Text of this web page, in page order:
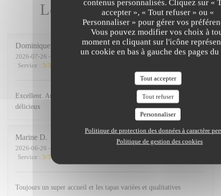
contenus personnalisés. Cliquez sur «
accepter », « Tout refuser » ou «
Personnaliser » pour gérer vos
Vous pouvez modifier vos choix à
moment en cliquant sur l'icône
un cookie en bas à gauche des pages
Tout accepter
Tout refuser
Personnaliser
Politique de protection des données à caractère
Politique de gestion des cookies
Les avis de nos clients
Dominique
2026-07-26 - 19:30 - Couverts 3
Service : 5/5
Excellent. Ambiance sympa Les plats sont très bons, les vins
délicieux
Marine D
2026-06-26 - 19:00 - Couverts 3
Service : 5/5
Toujours un super accueil et les tapas variées et qualitatives